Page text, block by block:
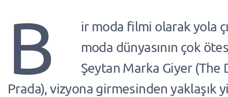
B
ir moda filmi olarak yola
moda dünyasının çok
Şeytan Marka Giyer (The
Prada), vizyona girmesinden yaklaşık